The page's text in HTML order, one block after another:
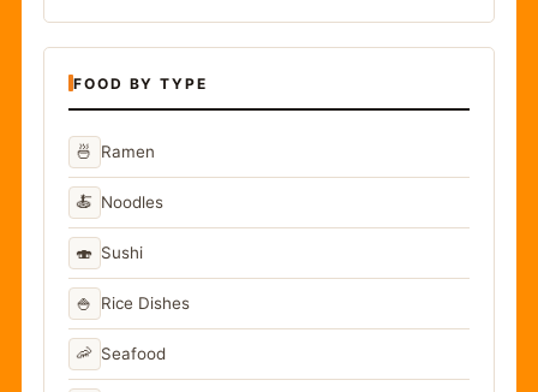
FOOD BY TYPE
🍜 Ramen
🍝 Noodles
🍣 Sushi
🍚 Rice Dishes
🦐 Seafood